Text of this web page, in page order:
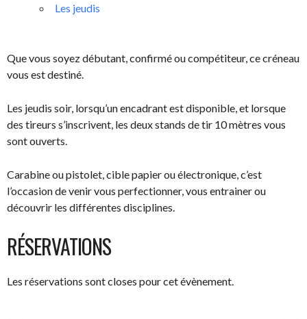
Les jeudis
Que vous soyez débutant, confirmé ou compétiteur, ce créneau
vous est destiné.
Les jeudis soir, lorsqu’un encadrant est disponible, et lorsque
des tireurs s’inscrivent, les deux stands de tir 10 mètres vous
sont ouverts.
Carabine ou pistolet, cible papier ou électronique, c’est
l’occasion de venir vous perfectionner, vous entrainer ou
découvrir les différentes disciplines.
RÉSERVATIONS
Les réservations sont closes pour cet évènement.